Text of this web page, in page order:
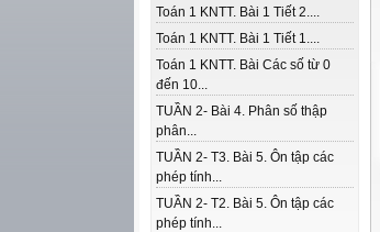
Toán 1 KNTT. Bài 1 Tiết 2....
Toán 1 KNTT. Bài 1 Tiết 1....
Toán 1 KNTT. Bài Các số từ 0
đến 10...
TUẦN 2- Bài 4. Phân số thập
phân...
TUẦN 2- T3. Bài 5. Ôn tập các
phép tính...
TUẦN 2- T2. Bài 5. Ôn tập các
phép tính...